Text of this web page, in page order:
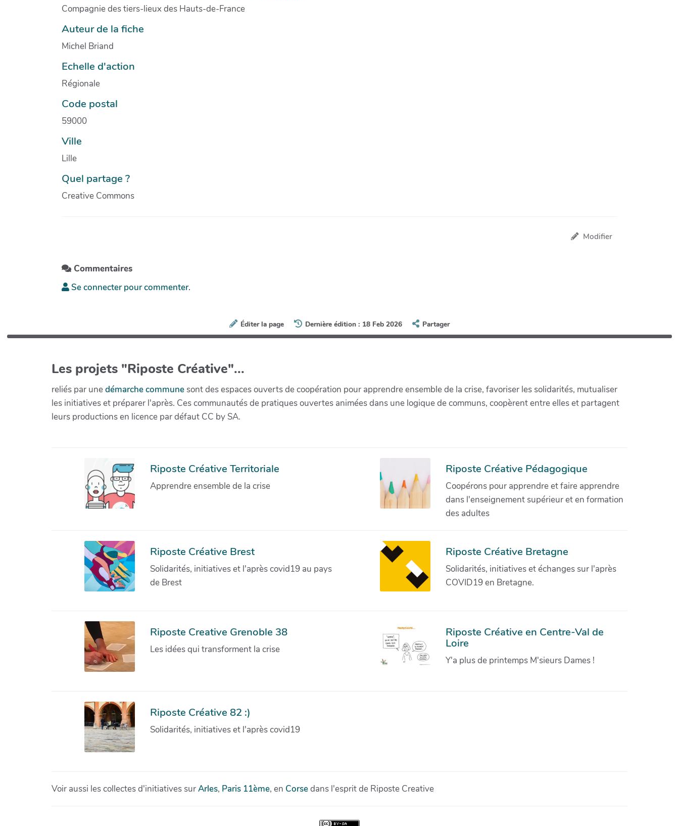
Compagnie des tiers-lieux des Hauts-de-France
Auteur de la fiche
Michel Briand
Echelle d'action
Régionale
Code postal
59000
Ville
Lille
Quel partage ?
Creative Commons
Modifier
Commentaires
Se connecter pour commenter.
Éditer la page Dernière édition : 18 Feb 2026 Partager
Les projets "Riposte Créative"...
reliés par unedémarche communesont des espaces ouverts de coopération pour apprendre ensemble de la crise, favoriser les solidarités, mutualiser
les initiatives et préparer l'après. Ces communautés de pratiques ouvertes animées dans une logique de communs, coopèrent entre elles et partagent
leurs productions en licence par défaut CC by SA.
Riposte Créative Territoriale
Apprendre ensemble de la crise
Riposte Créative Pédagogique
Coopérons pour apprendre et faire apprendre
dans l'enseignement supérieur et en formation
des adultes
Riposte Créative Brest
Solidarités, initiatives et l'après covid19 au pays
de Brest
Riposte Créative Bretagne
Solidarités, initiatives et échanges sur l'après
COVID19 en Bretagne.
Riposte Creative Grenoble 38
Les idées qui transforment la crise
Riposte Créative en Centre-Val de
Loire
Y'a plus de printemps M'sieurs Dames !
Riposte Créative 82 :)
Solidarités, initiatives et l'après covid19
Voir aussi les collectes d'initiatives surArles, Paris 11ème, en Corsedans l'esprit de Riposte Creative